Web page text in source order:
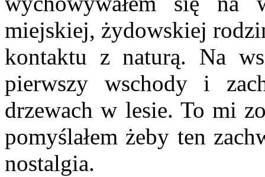
miejskiej, żydowskiej
kontaktu z naturą. Na
pierwszy wschody i
drzewach w lesie. To mi
pomyślałem żeby ten
nos­talgia.